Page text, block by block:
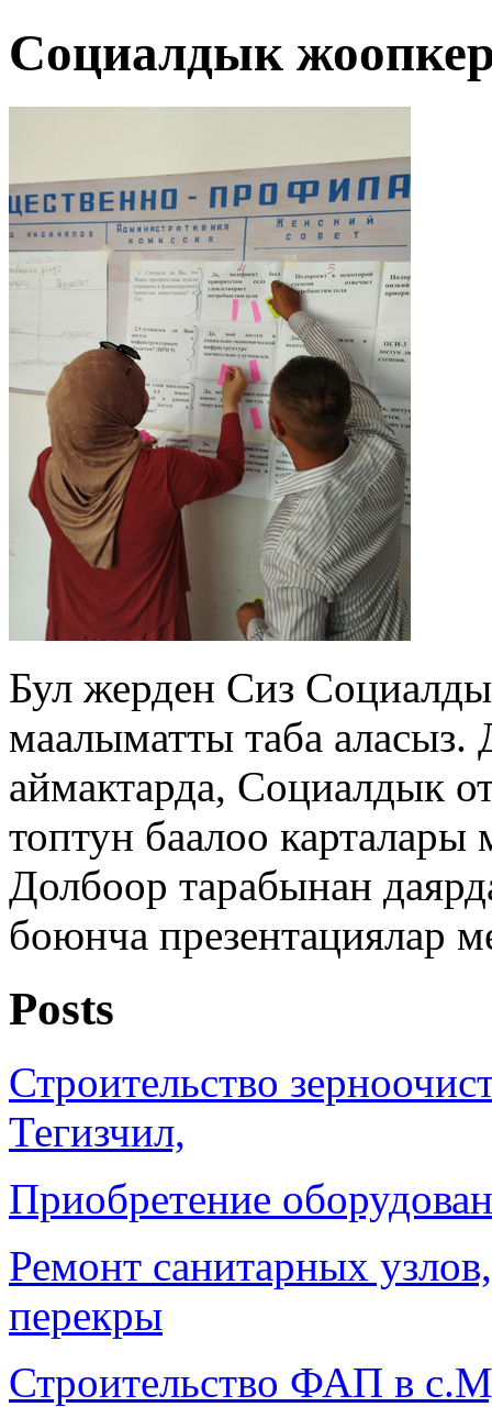
Социалдык
Бул жерден Сиз
маалыматты таба
аймактарда, Социалдык
топтун баалоо
Долбоор тарабынан
боюнча презентациялар
Posts
Строительство
Тегизчил,
Приобретение
Ремонт санитарных
перекры
Строительство ФАП в